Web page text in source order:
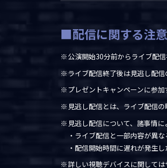
■配信に関する注
公演開始30分前からライブ配
ライブ配信終了後は見逃し配
プレゼントキャンペーンに参
見逃し配信とは、ライブ配信
見逃し配信について、諸事情
・ライブ配信と一部内容が異な
・配信開始時間に遅れが発生
詳しい視聴デバイスに関しては